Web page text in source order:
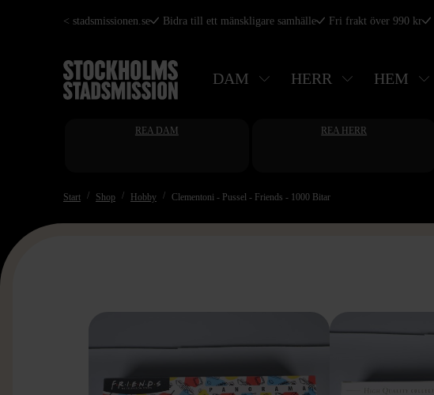
Hoppa
huvudinnehåll
< stadsmissionen.se Bidra till ett mänskligare samhälle Fri frakt över 990 kr
DAM HERR HEM
REA DAM REA HERR
Start Shop Hobby Clementoni - Pussel - Friends - 1000 Bitar